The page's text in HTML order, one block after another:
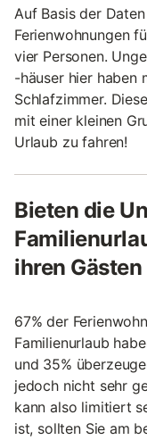
Auf Basis der
Ferienwohnungen
vier Personen.
-häuser hier haben
Schlafzimmer.
mit einer kleinen
Urlaub zu fahren!
Bieten die
ihren
67% der
Familienurlaub
und 35%
jedoch nicht sehr
kann also limitiert
ist, sollten Sie am